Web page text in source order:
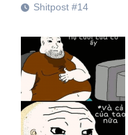
Shitpost #14